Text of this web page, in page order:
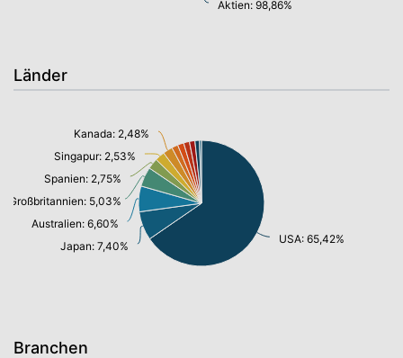
Aktien: 98,86%
Länder
USA: 65,42%
Japan: 7,40%
Australien: 6,60%
Großbritannien: 5,03%
Spanien: 2,75%
Singapur: 2,53%
Kanada: 2,48%
Branchen